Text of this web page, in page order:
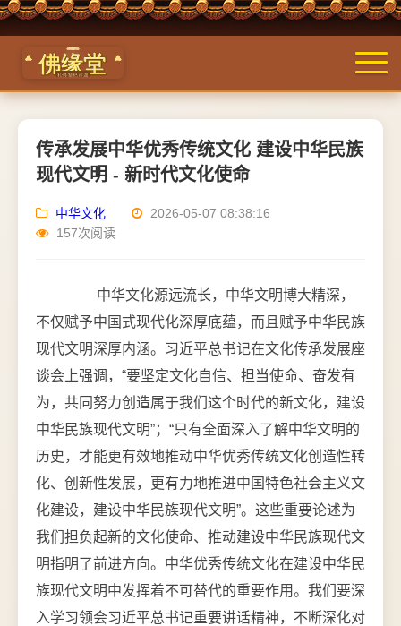
传承发展中华优秀传统文化 建设中华民族
现代文明 - 新时代文化使命
中华文化
2026-05-07 08:38:16
157次阅读
中华文化源远流长，中华文明博大精深，
不仅赋予中国式现代化深厚底蕴，而且赋予中华民族
现代文明深厚内涵。习近平总书记在文化传承发展座
谈会上强调，“要坚定文化自信、担当使命、奋发有
为，共同努力创造属于我们这个时代的新文化，建设
中华民族现代文明”；“只有全面深入了解中华文明的
历史，才能更有效地推动中华优秀传统文化创造性转
化、创新性发展，更有力地推进中国特色社会主义文
化建设，建设中华民族现代文明”。这些重要论述为
我们担负起新的文化使命、推动建设中华民族现代文
明指明了前进方向。中华优秀传统文化在建设中华民
族现代文明中发挥着不可替代的重要作用。我们要深
入学习领会习近平总书记重要讲话精神，不断深化对